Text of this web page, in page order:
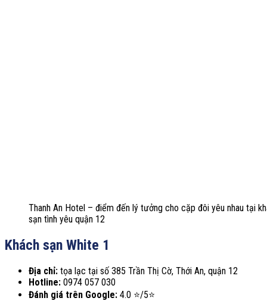
Thanh An Hotel – điểm đến lý tưởng cho cặp đôi yêu nhau tại
sạn tình yêu quận 12
Khách sạn White 1
Địa chỉ: tọa lạc tại số 385 Trần Thị Cờ, Thới An, quận 12
Hotline: 0974 057 030
Đánh giá trên Google: 4.0 ⭐/5⭐